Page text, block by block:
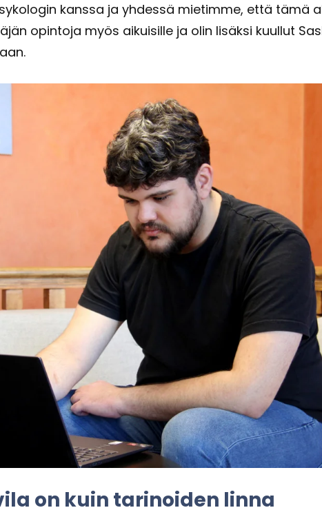
kans­sa ja yh­des­sä mie­tim­me, että tämä
opin­to­ja myös ai­kui­sil­le ja olin li­säk­si kuul­lut
on kuin ta­ri­noi­den linna